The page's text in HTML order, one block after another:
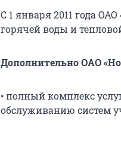
С 1 января 2011 года
горячей воды и
Дополнительно ОАО
• полный комплекс
обслуживанию систем